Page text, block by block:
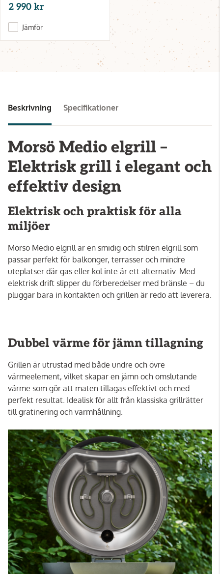
2 990 kr
Jämför
Beskrivning Specifikationer
Morsö Medio elgrill –
Elektrisk grill i elegant och
effektiv design
Elektrisk och praktisk för alla
miljöer
Morsö Medio elgrill är en smidig och stilren elgrill som
passar perfekt för balkonger, terrasser och mindre
uteplatser där gas eller kol inte är ett alternativ. Med
elektrisk drift slipper du förberedelser med bränsle – du
pluggar bara in kontakten och grillen är redo att leverera.
Dubbel värme för jämn tillagning
Grillen är utrustad med både undre och övre
värmeelement, vilket skapar en jämn och omslutande
värme som gör att maten tillagas effektivt och med
perfekt resultat. Idealisk för allt från klassiska grillrätter
till gratinering och varmhållning.